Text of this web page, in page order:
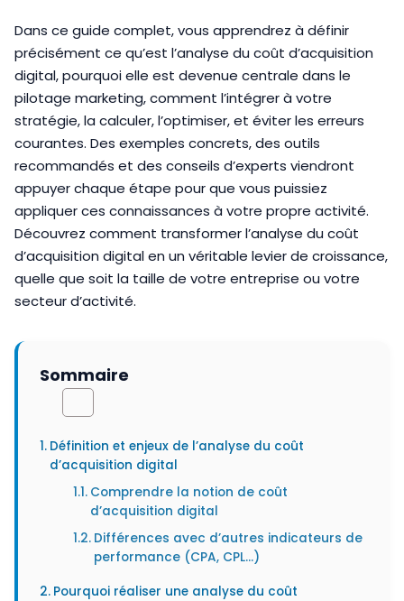
Dans ce guide complet, vous apprendrez à définir
précisément ce qu’est l’analyse du coût d’acquisition
digital, pourquoi elle est devenue centrale dans le
pilotage marketing, comment l’intégrer à votre
stratégie, la calculer, l’optimiser, et éviter les erreurs
courantes. Des exemples concrets, des outils
recommandés et des conseils d’experts viendront
appuyer chaque étape pour que vous puissiez
appliquer ces connaissances à votre propre activité.
Découvrez comment transformer l’analyse du coût
d’acquisition digital en un véritable levier de croissance,
quelle que soit la taille de votre entreprise ou votre
secteur d’activité.
Sommaire
Définition et enjeux de l’analyse du coût
d’acquisition digital
Comprendre la notion de coût
d’acquisition digital
Différences avec d’autres indicateurs de
performance (CPA, CPL…)
Pourquoi réaliser une analyse du coût